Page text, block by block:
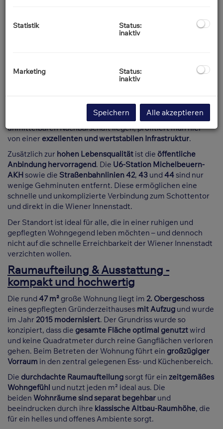
bietet ein Wohnumfeld, das durch
Supermärkte, traditionelle Bäckereien und Apotheken, die
bequem zu Fuß erreichbar sind. Dasgastronomische Leben
bietet eine große Auswahl anCafésundRestaurants, die
den besonderen Charakter dieses Viertels prägen. Da das
medizinische Einrichtungenin der
unmittelbaren Nachbarschaft liegen, profitiert man hier
von einer exzellenten und wertstabilen Infrastruktur.
Zusätzlich zur hohen Lebensqualität ist die öffentliche
Anbindung hervorragend. Die U6-Station Michelbeuern-
AKH sowie die Straßenbahnlinien 42, 43 und 44sind nur
wenige Gehminuten entfernt. Diese ermöglichen eine
schnelle und unkomplizierte Verbindung zum Schottentor
und direkt in die Wiener Innenstadt.
Der Standort ist ideal für alle, die in einer ruhigen und
gepflegten Wohngegend leben möchten – und dennoch
nicht auf die schnelle Erreichbarkeit der Wiener Innenstadt
verzichten wollen.
Raumaufteilung & Ausstattung -
kompakt und hochwertig
Die rund 47 m² große Wohnung liegt im 2. Obergeschoss
eines gepflegten Gründerzeithauses mit Aufzug und wurde
im Jahr 2015 modernisiert. Der Grundriss wurde so
konzipiert, dass die gesamte Fläche optimal genutztwird
und keine Quadratmeter durch reine Gangflächen verloren
gehen. Beim Betreten der Wohnung führt ein großzügiger
Vorraum in den zentral gelegenen Ess- und Küchenbereich.
Die durchdachte Raumaufteilungsorgt für ein zeitgemäßes
Wohngefühl und nutzt jeden m² ideal aus. Die
beiden Wohnräume sind separat begehbar und
beeindrucken durch ihre klassische Altbau-Raumhöhe, die
für ein helles und offenes Ambiente sorgt.
Statistik
Status:
inaktiv
Marketing
Status:
inaktiv
Speichern Alle akzeptieren